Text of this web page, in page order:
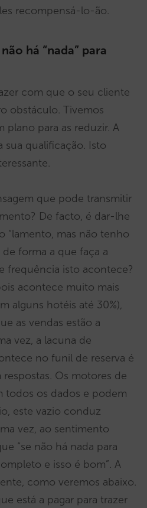
recompensá-lo-ão.
há “nada” para
com que o seu cliente
obstáculo. Tivemos
plano para as reduzir. A
sua qualificação. Isto
que pode transmitir
De facto, é dar-lhe
“lamento, mas não tenho
forma a que faça a
frequência isto acontece?
acontece muito mais
alguns hotéis até 30%),
as vendas estão a
vez, a lacuna de
no funil de reserva é
Os motores de
todos os dados e podem
este vazio conduz
vez, ao sentimento
“se não há nada para
e isso é bom”. A
como veremos abaixo.
está a pagar para trazer